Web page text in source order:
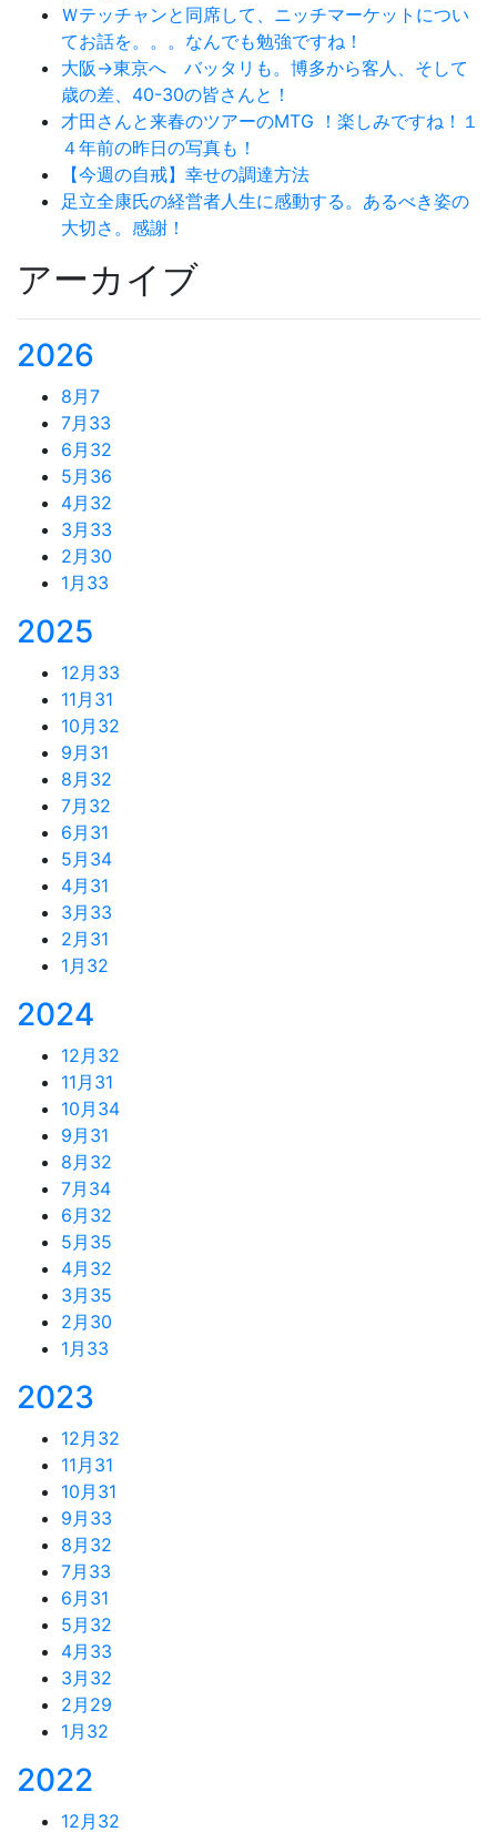
Ｗテッチャンと同席して、ニッチマーケットについ
てお話を。。。なんでも勉強ですね！
大阪→東京へ バッタリも。博多から客人、そして
歳の差、40-30の皆さんと！
才田さんと来春のツアーのMTG ！楽しみですね！１
４年前の昨日の写真も！
【今週の自戒】幸せの調達方法
足立全康氏の経営者人生に感動する。あるべき姿の
大切さ。感謝！
アーカイブ
2026
8月7
7月 33
6月 32
5月 36
4月 32
3月 33
2月 30
1月 33
2025
12月 33
11月 31
10月 32
9月 31
8月 32
7月 32
6月 31
5月 34
4月 31
3月 33
2月 31
1月 32
2024
12月 32
11月 31
10月 34
9月 31
8月 32
7月 34
6月 32
5月 35
4月 32
3月 35
2月 30
1月 33
2023
12月 32
11月 31
10月 31
9月 33
8月 32
7月 33
6月 31
5月 32
4月 33
3月 32
2月 29
1月 32
2022
12月 32